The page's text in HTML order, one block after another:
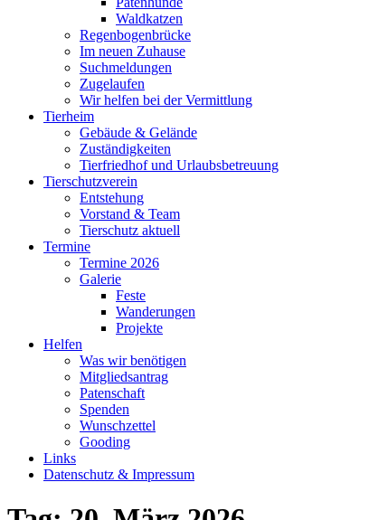
Waldkatzen
Regenbogenbrücke
Im neuen Zuhause
Suchmeldungen
Zugelaufen
Wir helfen bei der Vermittlung
Tierheim
Gebäude & Gelände
Zuständigkeiten
Tierfriedhof und Urlaubsbetreuung
Tierschutzverein
Entstehung
Vorstand & Team
Tierschutz aktuell
Termine
Termine 2026
Galerie
Feste
Wanderungen
Projekte
Helfen
Was wir benötigen
Mitgliedsantrag
Patenschaft
Spenden
Wunschzettel
Gooding
Links
Datenschutz & Impressum